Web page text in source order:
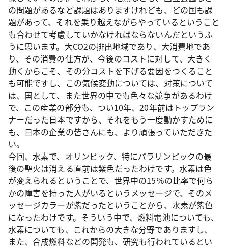
の問題があるなど課題はありますけれども、どの国も課
題があって、それを乗り越えながらやっているということ
も合わせて考慮していかなければならないんだというふ
うに思います。大CO2の排出地域であり、大消費地であ
り、その消費の仕方が、今後のコストに対して、大きく
動くからこそ、その分コストを下げる要因をつくること
も可能ですし、この気候変動については、対策について
は、国として、また世界の中でも色々な競争があるわけ
で、この産業の部分も、つい10年、20年前はトップラン
ナーだった日本ですから、それをもう一度動かすために
も、日本の企業の皆さんにも、より頑張っていただきた
い。
今回、水素で、オリンピック、特にパラリンピックの最
後の聖火は消える直前は紫色だったわけです。水素は色
が変えられるということで、世界中の15％の比率で何ら
かの障害を持った人がいるというメッセージで、そのメ
ッセージカラーが紫だったということから、水素が紫色
になったわけです。そういう中で、燃料電池についても、
水素についても、これからの大きな分野でありますし、
また、合成燃料などの開発も、研究も行われているとい